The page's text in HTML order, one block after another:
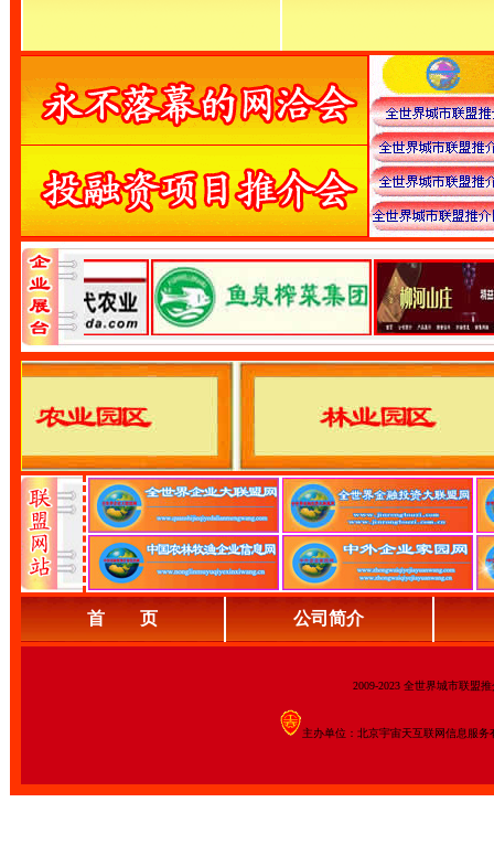
首 页 公司简介
2009-2023 全世界城市联盟
主办单位：北京宇宙天互联网信息服